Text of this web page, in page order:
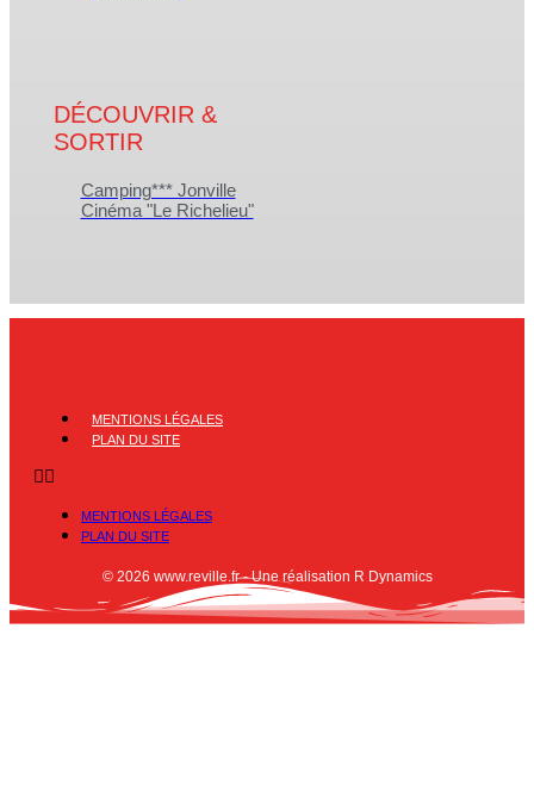
DÉCOUVRIR &
SORTIR
Camping*** Jonville
Cinéma "Le Richelieu"
MENTIONS LÉGALES
PLAN DU SITE
MENTIONS LÉGALES
PLAN DU SITE
© 2026 www.reville.fr - Une réalisation R Dynamics